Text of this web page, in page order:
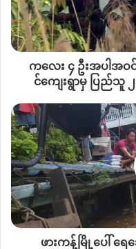
အဆိုပါ မိသားစု စီးနင်လာသ
ဖြစ်ကြောင်း သိရသည်။
ခံ
ရ
သည့်
မက်
င်‌ကျေးရွာ
မှ
ပြည်
သူ
၂၃ဦး
ပြန်
လွှတ်
လာ
ခြင်း
ကလေး ၄ ဦးအပါအ
င်‌ကျေးရွာမှ ပြည်သူ
ဖား
ကန့်
မြို့
ပေါ်
ရေဘေး
သင့်နေ
သည့်
ရပ်ကွက်
၄ခု
အစားအသောက်
ဖားကန့်မြို့ပေါ်